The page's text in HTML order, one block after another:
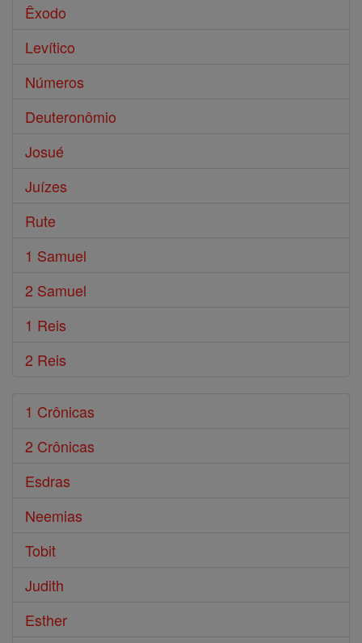
Êxodo
Levítico
Números
Deuteronômio
Josué
Juízes
Rute
1 Samuel
2 Samuel
1 Reis
2 Reis
1 Crônicas
2 Crônicas
Esdras
Neemias
Tobit
Judith
Esther